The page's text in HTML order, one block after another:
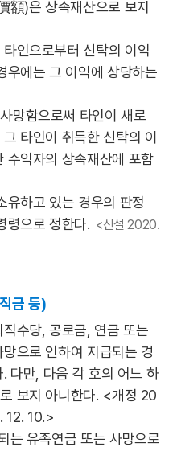
額)은 상속재산으로 보지
인으로부터 신탁의 이익
우에는 그 이익에 상당하는
망함으로써 타인이 새로
타인이 취득한 신탁의 이
수익자의 상속재산에 포함
하고 있는 경우의 판정
령으로 정한다. <신설 2020.
금 등)
수당, 공로금, 연금 또는
으로 인하여 지급되는 경
다만, 다음 각 호의 어느 하
보지 아니한다. <개정 20
12. 10.>
되는 유족연금 또는 사망으로